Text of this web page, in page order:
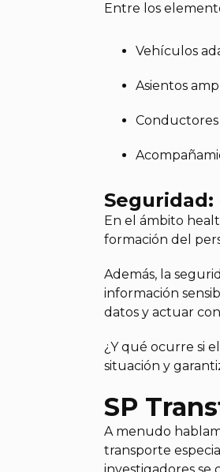
Entre los
Vehículos
Asientos
Conductores
En el ámbito
formación del
Además, la
información
datos y actuar
¿Y qué ocurre si
situación y
SP
A menudo
transporte